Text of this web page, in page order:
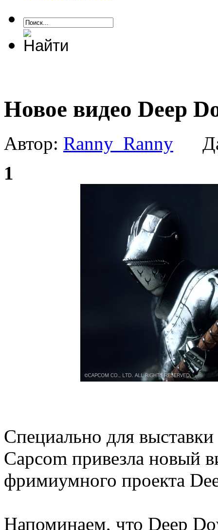
Новое видео Deep
Автор: Ranny_Ranny
1
Специально для
Capcom привезла новый
фримиумного проекта
Напоминаем, что Deep